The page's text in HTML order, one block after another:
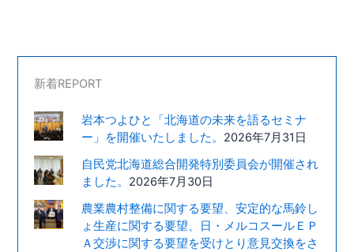
新着REPORT
岩本つよひと「北海道の未来を語るセミナ
ー」を開催いたしました。 2026年7月31日
自民党北海道総合開発特別委員会が開催され
ました。 2026年7月30日
農業農村整備に関する要望、安定的な馬鈴し
ょ生産に関する要望、日・メルコスールＥＰ
Ａ交渉に関する要望を受けとり意見交換をさ